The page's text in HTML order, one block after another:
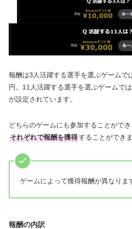
報酬は3人活躍する選手を選ぶゲームで
円。11人活躍する選手を選ぶゲームで
が設定されています。
どちらのゲームにも参加することがで
それぞれで報酬を獲得することができ
ゲームによって獲得報酬が異なりま
報酬の内訳